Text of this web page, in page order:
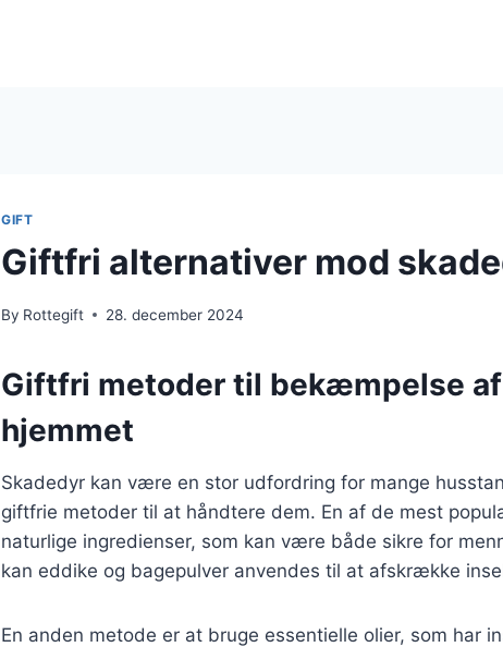
GIFT
Giftfri alternativer mod
By Rottegift 28. december 2024
Giftfri metoder til bekæmpelse
hjemmet
Skadedyr kan være en stor udfordring for mange
giftfrie metoder til at håndtere dem. En af de mest
naturlige ingredienser, som kan være både sikre for
kan eddike og bagepulver anvendes til at afskrække
En anden metode er at bruge essentielle olier, som har